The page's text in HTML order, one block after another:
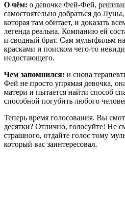
О чём: о девочке Фей-Фей,
самостоятельно добраться до
которая там обитает, и доказать
легенда реальна. Компанию ей
и сводный брат. Сам мультфильм
красками и поиском чего-то
недостающего.
Чем запомнился: и снова
Фей не просто упрямая девочка,
матери и пытается найти способ
способной погубить любого
Теперь время голосования. Вы
десятки? Отлично, голосуйте! Не
страшного, отдайте голос тому
который вас заинтересовал.